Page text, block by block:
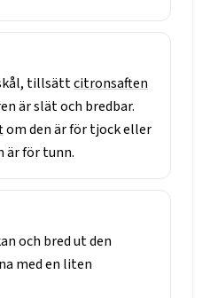
tillsättcitronsaften
ärslätoch bredbar.
omdenärförtjockeller
ärförtunn.
och bredutden
meden liten